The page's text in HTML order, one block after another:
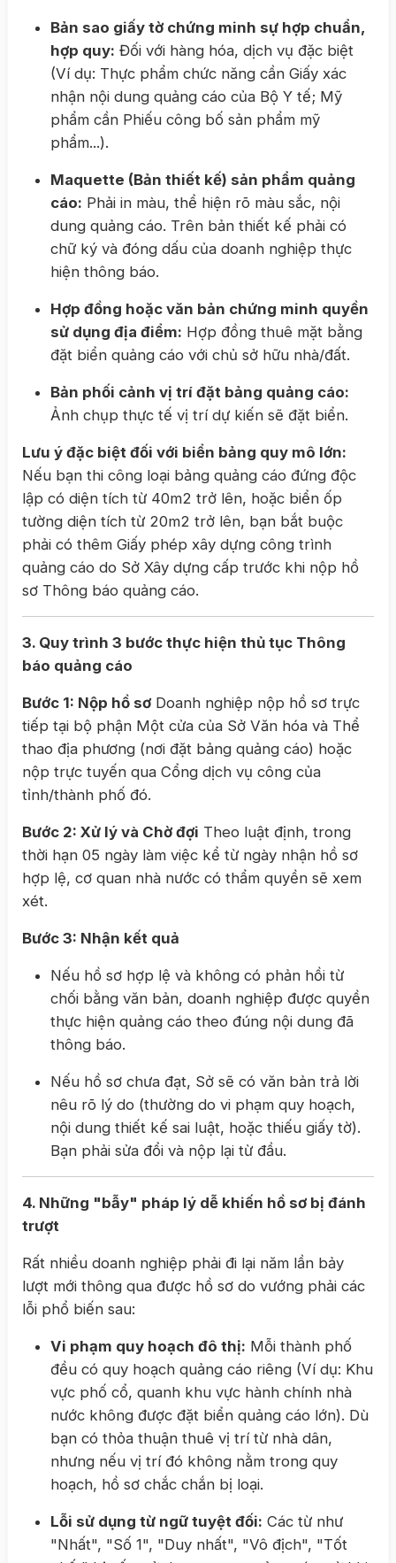
Bản sao giấy tờ chứng minh sự hợp chuẩn,
hợp quy: Đối với hàng hóa, dịch vụ đặc biệt
(Ví dụ: Thực phẩm chức năng cần Giấy xác
nhận nội dung quảng cáo của Bộ Y tế; Mỹ
phẩm cần Phiếu công bố sản phẩm mỹ
phẩm...).
Maquette (Bản thiết kế) sản phẩm quảng
cáo: Phải in màu, thể hiện rõ màu sắc, nội
dung quảng cáo. Trên bản thiết kế phải có
chữ ký và đóng dấu của doanh nghiệp thực
hiện thông báo.
Hợp đồng hoặc văn bản chứng minh quyền
sử dụng địa điểm: Hợp đồng thuê mặt bằng
đặt biển quảng cáo với chủ sở hữu nhà/đất.
Bản phối cảnh vị trí đặt bảng quảng cáo:
Ảnh chụp thực tế vị trí dự kiến sẽ đặt biển.
Lưu ý đặc biệt đối với biển bảng quy mô lớn:
Nếu bạn thi công loại bảng quảng cáo đứng độc
lập có diện tích từ 40m2 trở lên, hoặc biển ốp
tường diện tích từ 20m2 trở lên, bạn bắt buộc
phải có thêm Giấy phép xây dựng công trình
quảng cáo do Sở Xây dựng cấp trước khi nộp hồ
sơ Thông báo quảng cáo.
3. Quy trình 3 bước thực hiện thủ tục Thông
báo quảng cáo
Bước 1: Nộp hồ sơ Doanh nghiệp nộp hồ sơ trực
tiếp tại bộ phận Một cửa của Sở Văn hóa và Thể
thao địa phương (nơi đặt bảng quảng cáo) hoặc
nộp trực tuyến qua Cổng dịch vụ công của
tỉnh/thành phố đó.
Bước 2: Xử lý và Chờ đợi Theo luật định, trong
thời hạn 05 ngày làm việc kể từ ngày nhận hồ sơ
hợp lệ, cơ quan nhà nước có thẩm quyền sẽ xem
xét.
Bước 3: Nhận kết quả
Nếu hồ sơ hợp lệ và không có phản hồi từ
chối bằng văn bản, doanh nghiệp được quyền
thực hiện quảng cáo theo đúng nội dung đã
thông báo.
Nếu hồ sơ chưa đạt, Sở sẽ có văn bản trả lời
nêu rõ lý do (thường do vi phạm quy hoạch,
nội dung thiết kế sai luật, hoặc thiếu giấy tờ).
Bạn phải sửa đổi và nộp lại từ đầu.
4. Những "bẫy" pháp lý dễ khiến hồ sơ bị đánh
trượt
Rất nhiều doanh nghiệp phải đi lại năm lần bảy
lượt mới thông qua được hồ sơ do vướng phải các
lỗi phổ biến sau:
Vi phạm quy hoạch đô thị: Mỗi thành phố
đều có quy hoạch quảng cáo riêng (Ví dụ: Khu
vực phố cổ, quanh khu vực hành chính nhà
nước không được đặt biển quảng cáo lớn). Dù
bạn có thỏa thuận thuê vị trí từ nhà dân,
nhưng nếu vị trí đó không nằm trong quy
hoạch, hồ sơ chắc chắn bị loại.
Lỗi sử dụng từ ngữ tuyệt đối: Các từ như
"Nhất", "Số 1", "Duy nhất", "Vô địch", "Tốt